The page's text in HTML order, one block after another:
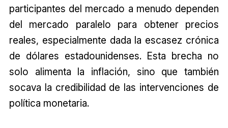
participantes del mercado a menudo dependen
del mercado paralelo para obtener precios
reales, especialmente dada la escasez crónica
de dólares estadounidenses. Esta brecha no
solo alimenta la inflación, sino que también
socava la credibilidad de las intervenciones de
política monetaria.